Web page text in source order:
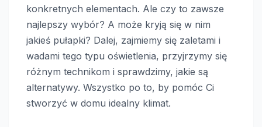
konkretnych elementach. Ale czy to zawsze
najlepszy wybór? A może kryją się w nim
jakieś pułapki? Dalej, zajmiemy się zaletami i
wadami tego typu oświetlenia, przyjrzymy się
różnym technikom i sprawdzimy, jakie są
alternatywy. Wszystko po to, by pomóc Ci
stworzyć w domu idealny klimat.